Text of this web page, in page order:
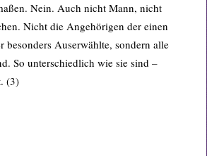
Nein. Auch nicht Mann, nicht
Nicht die Angehörigen der einen
besonders Auserwählte, sondern alle
So unterschiedlich wie sie sind –
(3)